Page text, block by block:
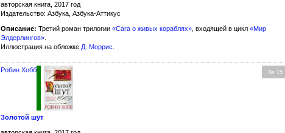
авторская книга, 2017 год
Издательство: Азбука, Азбука-Аттикус
Описание: Третий роман трилогии «Сага о живых кораблях» , входящей в цикл «Мир
Элдерлингов»
Иллюстрация на обложке Д. Моррис
№ 15
Робин Хобб
Золотой шут